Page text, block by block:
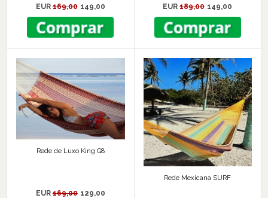
EUR169,00 149,00 EUR189,00 149,00
Rede de Luxo King G8
EUR169,00 129,00
Rede Mexicana SURF